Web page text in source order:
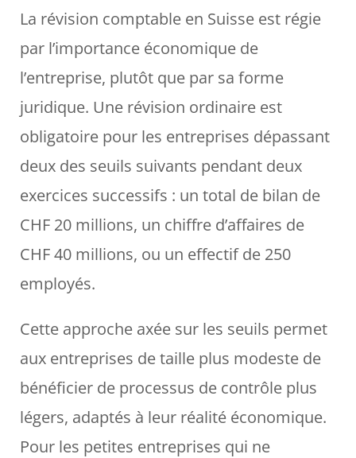
La révision comptable en Suisse est régie
par l’importance économique de
l’entreprise, plutôt que par sa forme
juridique. Une révision ordinaire est
obligatoire pour les entreprises dépassant
deux des seuils suivants pendant deux
exercices successifs : un total de bilan de
CHF 20 millions, un chiffre d’affaires de
CHF 40 millions, ou un effectif de 250
employés.
Cette approche axée sur les seuils permet
aux entreprises de taille plus modeste de
bénéficier de processus de contrôle plus
légers, adaptés à leur réalité économique.
Pour les petites entreprises qui ne